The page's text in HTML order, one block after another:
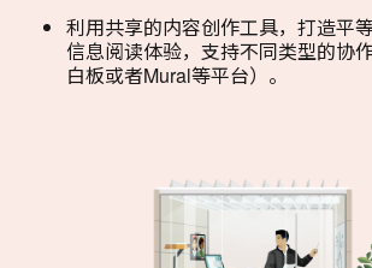
利用共享的内容创作工具，打造平
信息阅读体验，支持不同类型的协
白板或者Mural等平台）。